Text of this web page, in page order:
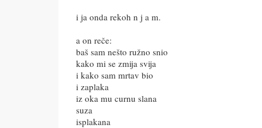
i ja onda rekoh n j a m.
a on reče:
baš sam nešto ružno snio
kako mi se zmija svija
i kako sam mrtav bio
i zaplaka
iz oka mu curnu slana
suza
isplakana